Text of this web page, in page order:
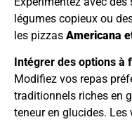
légumes copieux ou
les pizzas Americana
Intégrer des options à
Modifiez vos repas
traditionnels riches en
teneur en glucides.